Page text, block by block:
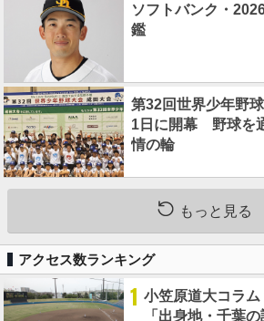
ソフトバンク・
鑑
第32回世界少年野
1日に開幕 野球を
情の輪
もっと見る
アクセス数ランキング
1 小笠原道大コラ
「出身地・千葉